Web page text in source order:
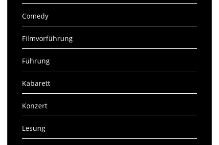
Comedy
Filmvorführung
Führung
Kabarett
Konzert
Lesung